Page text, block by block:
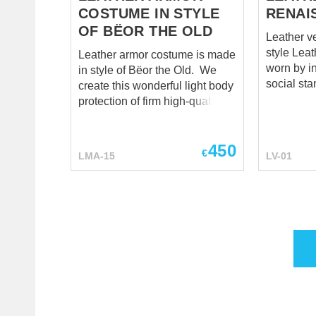
COSTUME IN STYLE
OF BËOR THE OLD
Leather armor costume is made
in style of Bëor the Old. We
create this wonderful light body
protection of firm high-quality
of body protection are sewn
together with leather cord. Belts
LMA-15 €450
Leather
style Leather vests were often
worn by
social
vests
will be
LV-01